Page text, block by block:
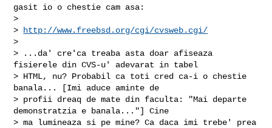
gasit io o chestie cam asa:
>
>
http://www.freebsd.org/cgi/cvsweb.cgi/
>
> ...da' cre'ca treaba asta doar afiseaza
fisierele din CVS-u' adevarat in tabel
> HTML, nu? Probabil ca toti cred ca-i o chestie
banala... [Imi aduce aminte de
> profii dreaq de mate din faculta: "Mai departe
demonstratzia e banala..."] Cine
> ma lumineaza si pe mine? Ca daca imi trebe' prea